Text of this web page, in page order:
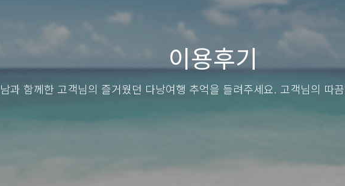
이용후기
과 함께한 고객님의 즐거웠던 다낭여행 추억을 들려주세요. 고객님의 따